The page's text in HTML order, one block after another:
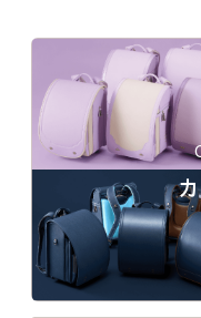
硬派な印象を与える
一人ひとりの「大
る、21シリーズ
ンナップ。ラン
性”と“自分らし